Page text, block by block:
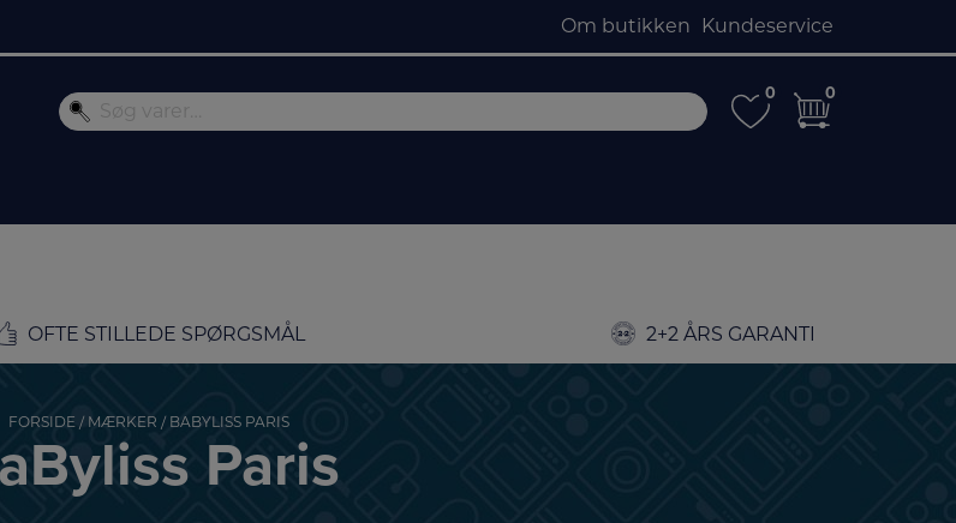
Om butikken Kundeservice
0
0 0
0
OFTE STILLEDE SPØRGSMÅL 2+2 ÅRS GARANTI
FORSIDE / MÆRKER / BABYLISS PARIS
Paris